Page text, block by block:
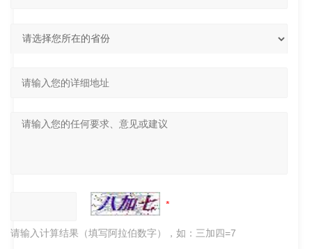
请输入计算结果（填写阿拉伯数字），如：三加四=7